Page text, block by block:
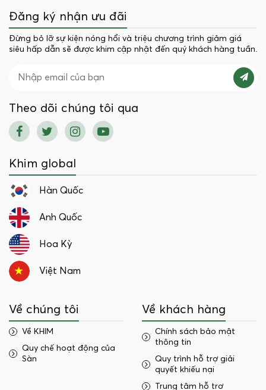
Đăng ký nhận ưu đãi
Đừng bỏ lỡ sự kiện nóng hổi và triệu chương trình giảm giá
siêu hấp dẫn sẽ được khim cập nhật đến quý khách hàng tuần.
Theo dõi chúng tôi qua
Khim global
Hàn Quốc
Anh Quốc
Hoa Kỳ
Việt Nam
Về chúng tôi
Về KHIM
Quy chế hoạt động của
Sàn
Về khách hàng
Chính sách bảo mật
thông tin
Quy trình hỗ trợ giải
quyết khiếu nại
Trung tâm hỗ trợ